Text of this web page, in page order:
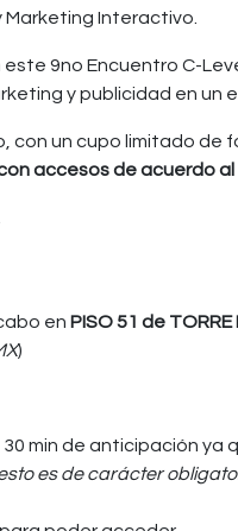
Interactivo.
9no Encuentro C-
y publicidad en un
un cupo limitado de
accesos de acuerdo
en PISO 51 de TORRE
)
min de anticipación ya
es de carácter